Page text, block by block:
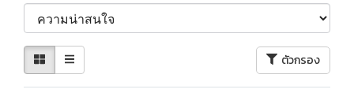
ตัวกรอง